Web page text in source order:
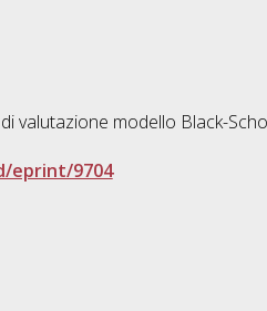
valutazione modello Black-
eprint/9704